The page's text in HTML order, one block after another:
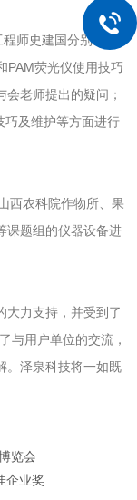
师史建国分别对国
PAM荧光仪使用技巧
老师提出的疑问；
巧及维护等方面进行
西农科院作物所、果
课题组的仪器设备进
大力支持，并受到了
与用户单位的交流，
。泽泉科技将一如既
览会
企业奖